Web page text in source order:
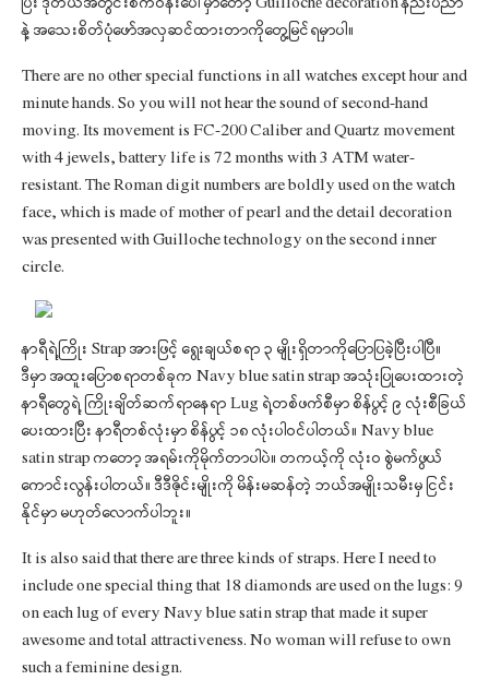
နဲ့ အသေးစိတ်ပုံဖော်အလှဆင်ထားတာကိုတွေ့မြင်ရမှာပါ။
There are no other special functions in all watches except hour and
minute hands. So you will not hear the sound of second-hand
moving. Its movement is FC-200 Caliber and Quartz movement
with 4 jewels, battery life is 72 months with 3 ATM water-
resistant. The Roman digit numbers are boldly used on the watch
face, which is made of mother of pearl and the detail decoration
was presented with Guilloche technology on the second inner
circle.
နာရီရဲ့ကြိုး Strap အားဖြင့် ရွေးချယ်စရာ ၃ မျိုးရှိတာကိုပြောပြခဲ့ပြီးပါပြီ။
ဒီမှာ အထူးပြောစရာတစ်ခုက Navy blue satin strap အသုံးပြုပေးထားတဲ့
နာရီတွေရဲ့ ကြိုးချိတ်ဆက်ရာနေရာ Lug ရဲ့တစ်ဖက်စီမှာ စိန်ပွင့် ၉ လုံးစီခြယ်
ပေးထားပြီး နာရီတစ်လုံးမှာ စိန်ပွင့် ၁၈ လုံးပါဝင်ပါတယ်။ Navy blue
satin strap ကတော့ အရမ်းကိုမိုက်တာပါပဲ။ တကယ့်ကို လုံးဝ စွဲမက်ဖွယ်
ကောင်းလွန်းပါတယ်။ ဒီဒီဇိုင်းမျိုးကို မိန်းမဆန်တဲ့ ဘယ်အမျိုးသမီးမှ ငြင်း
နိုင်မှာ မဟုတ်လောက်ပါဘူး။
It is also said that there are three kinds of straps. Here I need to
include one special thing that 18 diamonds are used on the lugs: 9
on each lug of every Navy blue satin strap that made it super
awesome and total attractiveness. No woman will refuse to own
such a feminine design.